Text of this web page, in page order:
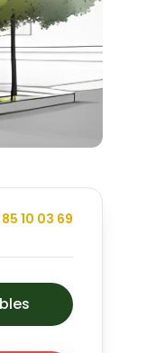
85 10 03 69